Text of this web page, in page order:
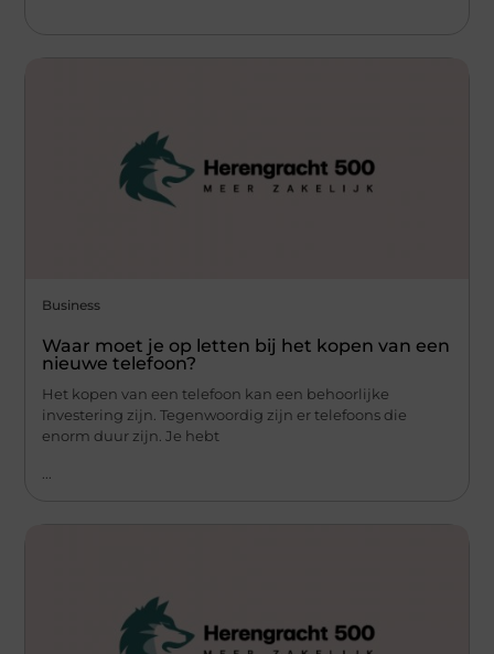
Business
Waar moet je op letten bij het kopen van een
nieuwe telefoon?
Het kopen van een telefoon kan een behoorlijke
investering zijn. Tegenwoordig zijn er telefoons die
enorm duur zijn. Je hebt